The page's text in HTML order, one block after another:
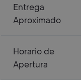
Entrega
Aproximado
Horario de
Apertura